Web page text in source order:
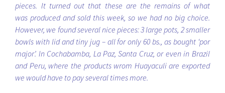
pieces. It turned out that these are the remains of what
was produced and sold this week, so we had no big choice.
However, we found several nice pieces: 3 large pots, 2 smaller
bowls with lid and tiny jug – all for only 60 bs., as bought ‘por
major’. In Cochabamba, La Paz, Santa Cruz, or even in Brazil
and Peru, where the products wrom Huayaculi are exported
we would have to pay several times more.